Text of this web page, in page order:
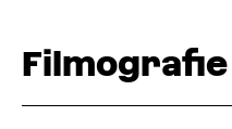
Filmografie